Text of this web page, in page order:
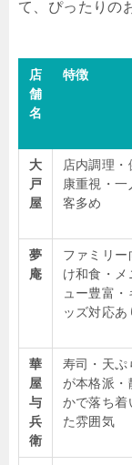
て、ぴったりの
店
舗
名
特徴
大
戸
屋
店内調理・
康重視・一
客多め
夢
庵
ファミリー
け和食・メ
ュー豊富・
ッズ対応あ
華
屋
与
兵
衛
寿司・天ぷ
が本格派・
かで落ち着
た雰囲気